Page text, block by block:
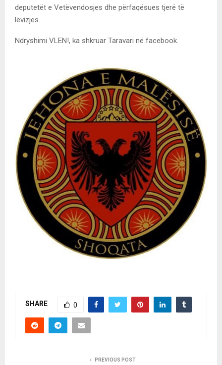
deputetët e Vetëvendosjes dhe përfaqësues tjerë të
lëvizjes.
Ndryshimi VLEN!, ka shkruar Taravari në facebook.
SHARE 0
PREVIOUS POST